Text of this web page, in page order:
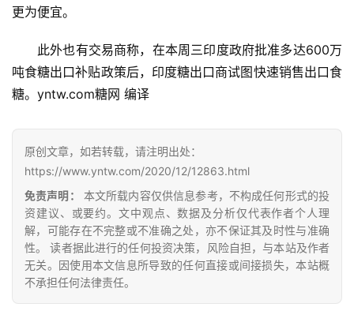
首
云
公
众
号
现
货
更为便宜。
此外也有交易商称，在本周三印度政府批准多达600万
吨食糖出口补贴政策后，印度糖出口商试图快速销售出口食
糖。yntw.com糖网 编译
原创文章，如若转载，请注明出处：
https://www.yntw.com/2020/12/12863.html
免责声明：
本文所载内容仅供信息参考，不构成任何形式的投
资建议、或要约。文中观点、数据及分析仅代表作者个人理
解，可能存在不完整或不准确之处，亦不保证其及时性与准确
性。 读者据此进行的任何投资决策，风险自担，与本站及作者
无关。因使用本文信息所导致的任何直接或间接损失，本站概
不承担任何法律责任。